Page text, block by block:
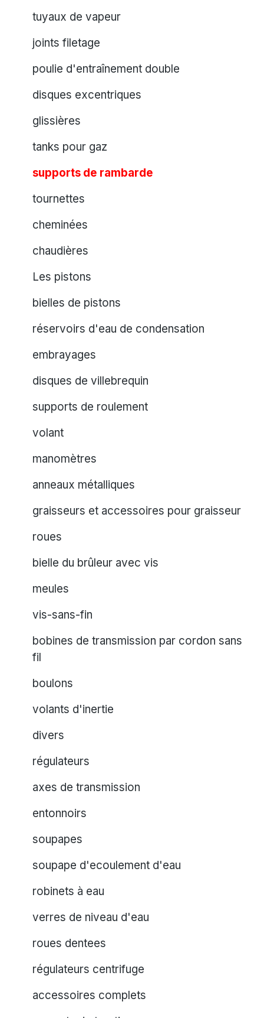
tuyaux de vapeur
joints filetage
poulie d'entraînement double
disques excentriques
glissières
tanks pour gaz
supports de rambarde
tournettes
cheminées
chaudières
Les pistons
bielles de pistons
réservoirs d'eau de condensation
embrayages
disques de villebrequin
supports de roulement
volant
manomètres
anneaux métalliques
graisseurs et accessoires pour graisseur
roues
bielle du brûleur avec vis
meules
vis-sans-fin
bobines de transmission par cordon sans
fil
boulons
volants d'inertie
divers
régulateurs
axes de transmission
entonnoirs
soupapes
soupape d'ecoulement d'eau
robinets à eau
verres de niveau d'eau
roues dentees
régulateurs centrifuge
accessoires complets